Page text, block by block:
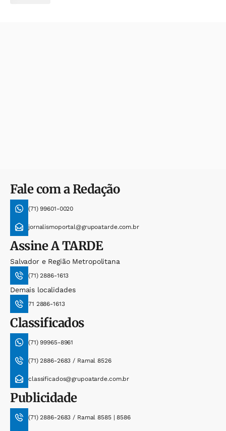
Fale com a Redação
(71) 99601-0020
jornalismoportal@grupoatarde.com.br
AssineA TARDE
Salvador e Região Metropolitana
(71) 2886-1613
Demais localidades
71 2886-1613
Classificados
(71) 99965-8961
(71) 2886-2683 / Ramal 8526
classificados@grupoatarde.com.br
Publicidade
(71) 2886-2683 / Ramal 8585 | 8586